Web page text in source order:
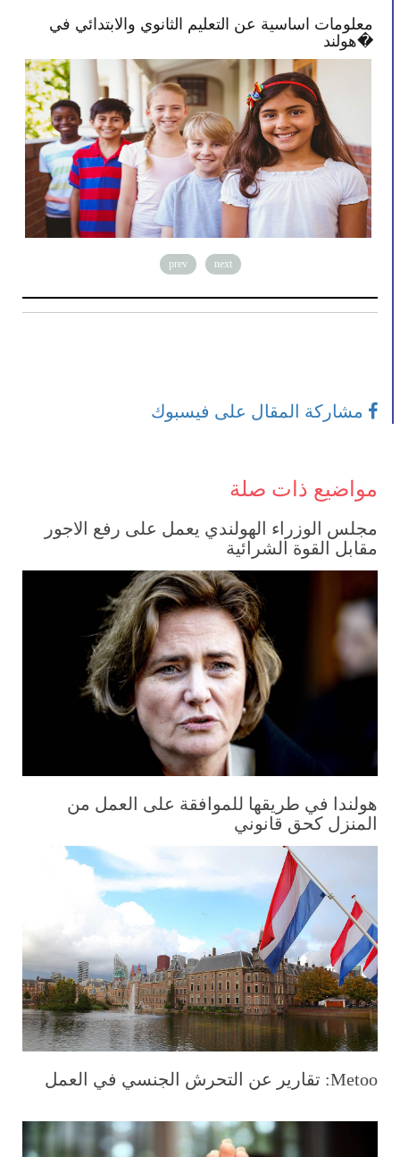
معلومات اساسية عن التعليم الثانوي والابتدائي
في
prev next
مشاركة المقال على فيسبوك
مواضيع ذات صلة
مجلس الوزراء الهولندي يعمل على رفع الاجور
مقابل القوة الشرائية
هولندا في طريقها للموافقة على العمل من
المنزل كحق قانوني
Metoo: تقارير عن التحرش الجنسي في العمل